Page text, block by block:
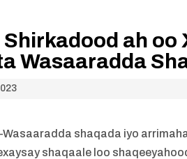
Shirkadood ah
Wasaaradda
shaqada iyo
shaqaale loo